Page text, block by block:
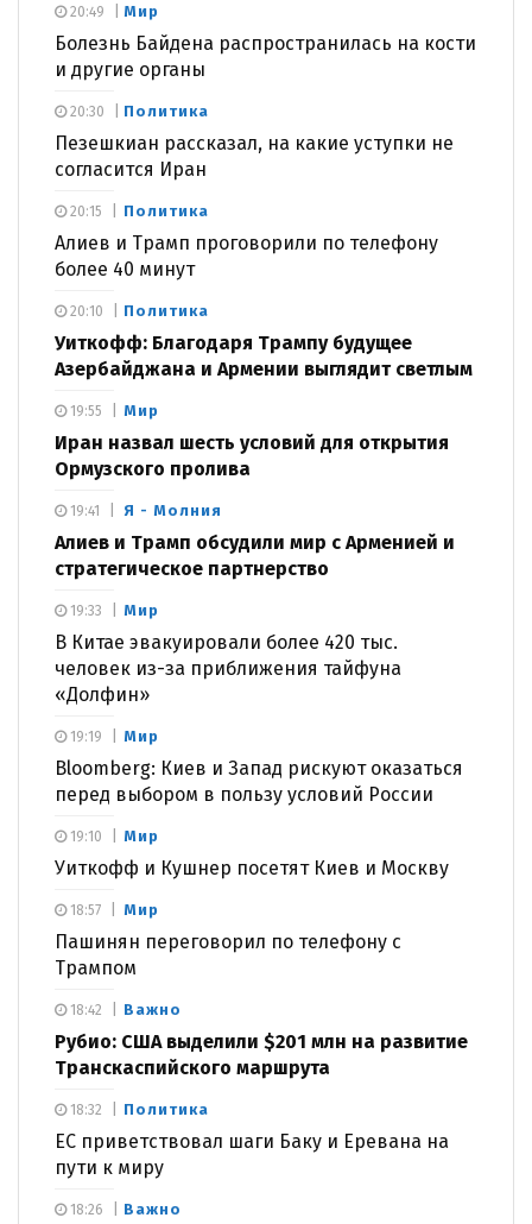
Мир
Болезнь Байдена распространилась на кости
и другие органы
20:49
Политика
Пезешкиан рассказал, на какие уступки не
согласится Иран
20:30
Политика
Алиев и Трамп проговорили по телефону
более 40 минут
20:15
Политика
Уиткофф: Благодаря Трампу будущее
Азербайджана и Армении выглядит светлым
20:10
Мир
Иран назвал шесть условий для открытия
Ормузского пролива
19:55
Я - Молния
Алиев и Трамп обсудили мир с Арменией и
стратегическое партнерство
19:41
Мир
В Китае эвакуировали более 420 тыс.
человек из-за приближения тайфуна
«Долфин»
19:33
Мир
Bloomberg: Киев и Запад рискуют оказаться
перед выбором в пользу условий России
19:19
Мир
Уиткофф и Кушнер посетят Киев и Москву
19:10
Мир
Пашинян переговорил по телефону с
Трампом
18:57
Важно
Рубио: США выделили $201 млн на развитие
Транскаспийского маршрута
18:42
Политика
ЕС приветствовал шаги Баку и Еревана на
пути к миру
18:32
Важно
18:26